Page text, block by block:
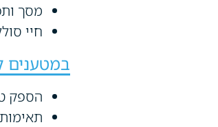
מסך
חיי
במטענים
הספק